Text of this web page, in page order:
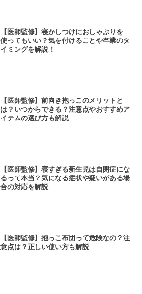
【医師監修】寝かしつけにおしゃぶりを
使ってもいい？気を付けることや卒業のタ
イミングを解説！
【医師監修】前向き抱っこのメリットと
は？いつからできる？注意点やおすすめア
イテムの選び方も解説
【医師監修】寝すぎる新生児は自閉症にな
るって本当？気になる症状や疑いがある場
合の対応を解説
【医師監修】抱っこ布団って危険なの？注
意点は？正しい使い方も解説